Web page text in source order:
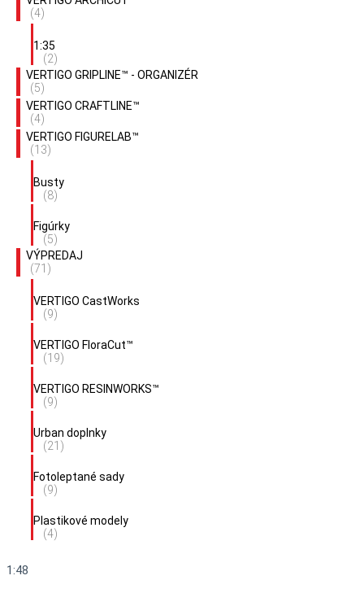
(4)
1:35
(2)
VERTIGO GRIPLINE™ - ORGANIZÉR
(5)
VERTIGO CRAFTLINE™
(4)
VERTIGO FIGURELAB™
(13)
Busty
(8)
Figúrky
(5)
VÝPREDAJ
(71)
VERTIGO CastWorks
(9)
VERTIGO FloraCut™
(19)
VERTIGO RESINWORKS™
(9)
Urban doplnky
(21)
Fotoleptané sady
(9)
Plastikové modely
(4)
1:48